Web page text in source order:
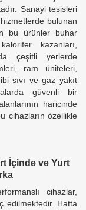
Sanayi tesisleri
bulunan
bu ürünler buhar
kazanları,
çeşitli yerlerde
ram üniteleri,
sıvı ve gaz yakıt
güvenli bir
haricinde
cihazların özellikle
İçinde ve Yurt
cihazlar,
edilmektedir. Hatta